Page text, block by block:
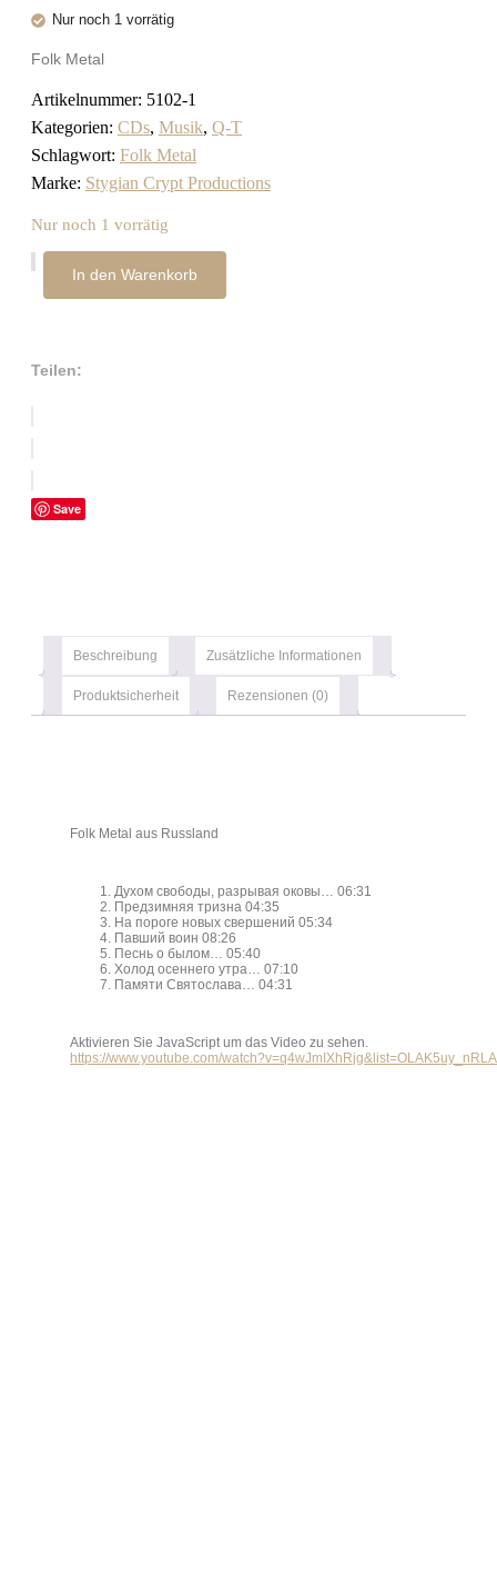
Nur noch 1 vorrätig
Folk Metal
Artikelnummer: 5102-1
Kategorien: CDs, Musik, Q-T
Schlagwort: Folk Metal
Marke: Stygian Crypt Productions
Nur noch 1 vorrätig
STOZHAR
Duhom
(Духом
In den Warenkorb
Teilen:
Save
Beschreibung Zusätzliche Informationen
Produktsicherheit Rezensionen (0)
Folk Metal aus Russland
Духом свободы, разрывая оковы… 06:31
Предзимняя тризна 04:35
На пороге новых свершений 05:34
Павший воин 08:26
Песнь о былом… 05:40
Холод осеннего утра… 07:10
Памяти Святослава… 04:31
Aktivieren Sie JavaScript um das Video zu sehen.
https://www.youtube.com/